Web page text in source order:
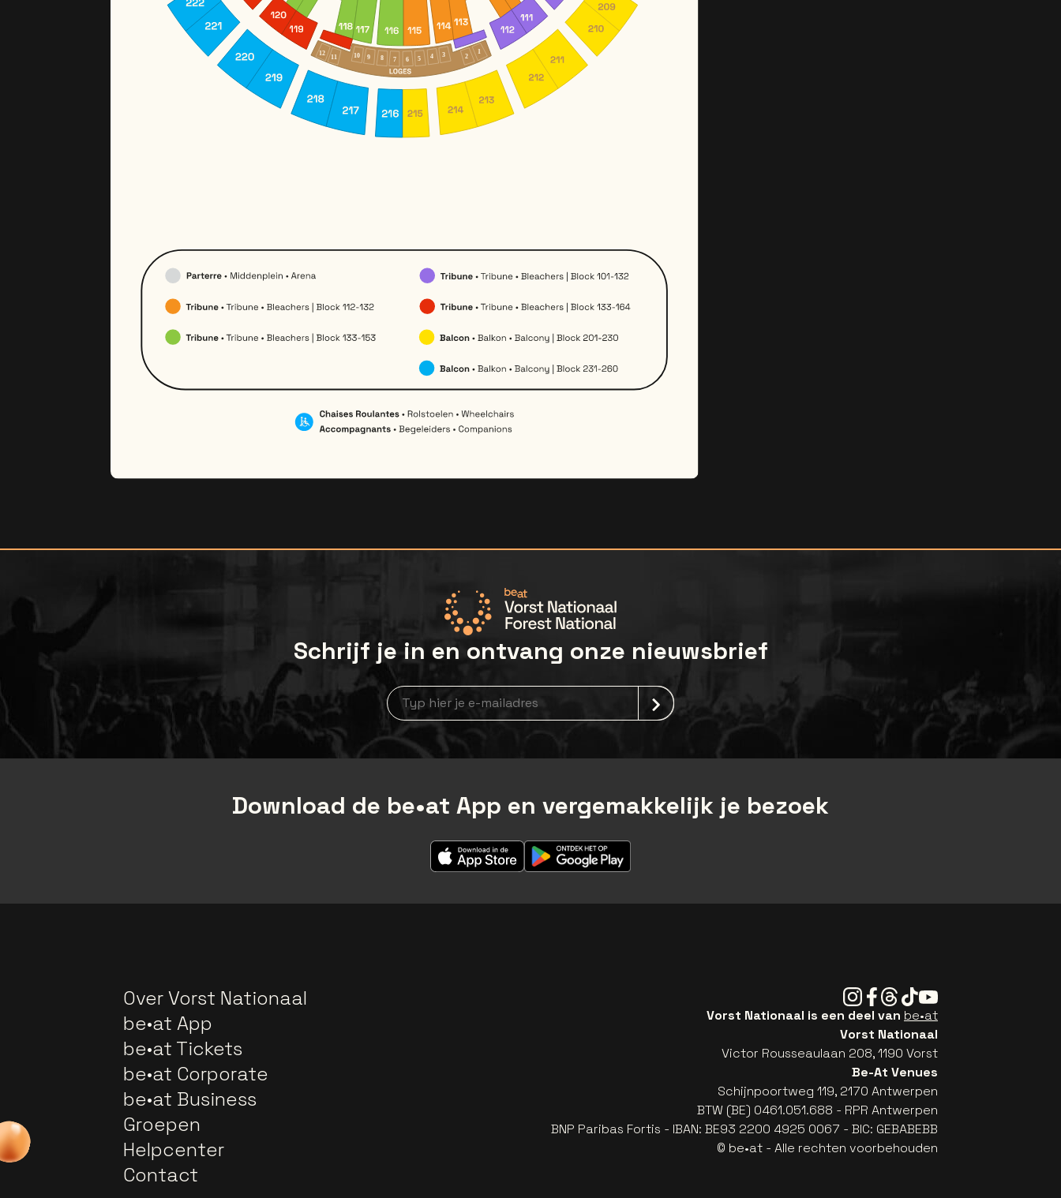
Schrijf je in en ontvang onze nieuwsbrief
Nieuwsbrief aanmelding
Download de be•at App en vergemakkelijk je bezoek
Over Vorst Nationaal
be•at App
be•at Tickets
be•at Corporate
be•at Business
Groepen
Helpcenter
Contact
Instagram
Facebook
Threads
TiktokYoutube
Vorst Nationaal is een deel van be•at
Vorst Nationaal
Victor Rousseaulaan 208, 1190 Vorst
Be-At Venues
Schijnpoortweg 119, 2170 Antwerpen
BTW (BE) 0461.051.688 - RPR Antwerpen
BNP Paribas Fortis - IBAN: BE93 2200 4925 0067 - BIC: GEBABEBB
© be•at - Alle rechten voorbehouden